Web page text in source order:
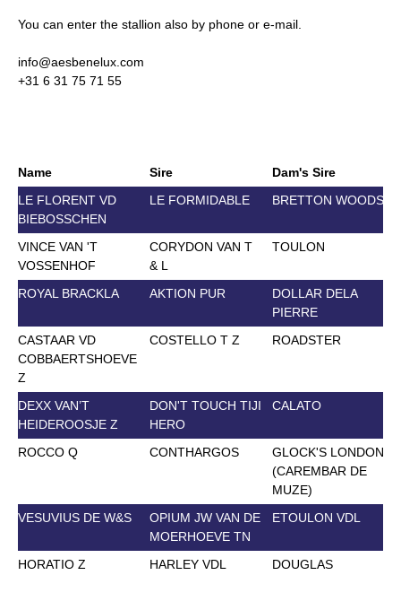
You can enter the stallion also by phone or e-mail.
info@aesbenelux.com
+31 6 31 75 71 55
Name Sire Dam's Sire
LE FLORENT VD
BIEBOSSCHEN
LE FORMIDABLE BRETTON WOODS
VINCE VAN 'T
VOSSENHOF
CORYDON VAN T
& L
TOULON
ROYAL BRACKLA
AKTION PUR
DOLLAR DELA
PIERRE
CASTAAR VD
COBBAERTSHOEVE
Z
COSTELLO T Z ROADSTER
DEXX VAN’T
HEIDEROOSJE Z
DON'T TOUCH TIJI
HERO
CALATO
ROCCO Q CONTHARGOS
GLOCK'S LONDON
(CAREMBAR DE
MUZE)
VESUVIUS DE W&S
OPIUM JW VAN DE
MOERHOEVE TN
ETOULON VDL
HORATIO Z HARLEY VDL DOUGLAS